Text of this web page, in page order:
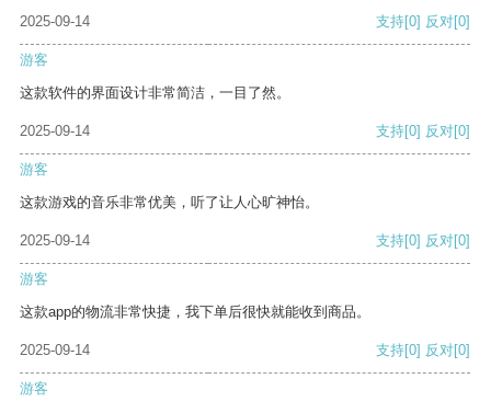
2025-09-14
支持[0] 反对[0]
游客
这款软件的界面设计非常简洁，一目了然。
2025-09-14 支持[0] 反对[0]
游客
这款游戏的音乐非常优美，听了让人心旷神怡。
2025-09-14 支持[0] 反对[0]
游客
这款app的物流非常快捷，我下单后很快就能收到商品。
2025-09-14 支持[0] 反对[0]
游客